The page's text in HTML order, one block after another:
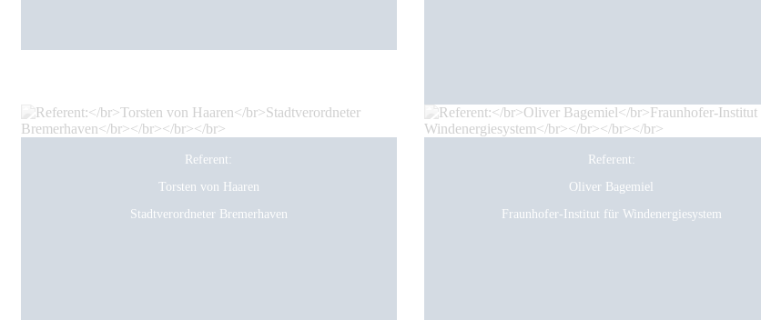
Referent:
Torsten von Haaren
Stadtverordneter Bremerhaven
Referent:
Oliver Bagemiel
Fraunhofer-Institut für Windenergiesystem